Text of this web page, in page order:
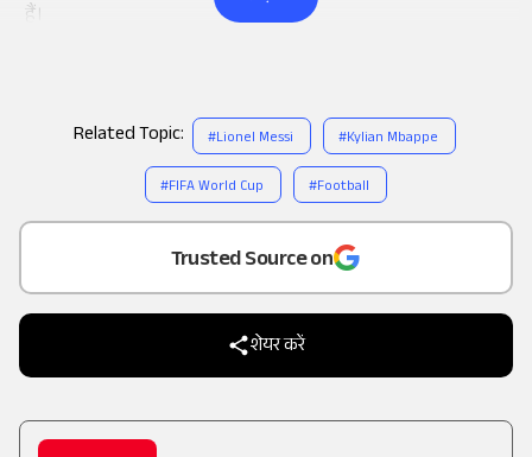
Add
as a
Trusted Source on
शेयर करें
हैं।
Related Topic: #Lionel Messi #Kylian Mbappe
#FIFA World Cup #Football